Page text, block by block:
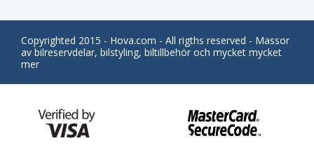
Copyrighted 2015 - Hova.com - All rigths reserved - Massor
av bilreservdelar, bilstyling, biltillbehör och mycket mycket
mer